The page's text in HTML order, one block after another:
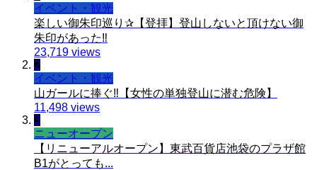
イベント・観光
楽しい御朱印巡り✰【登拝】登山しないと頂けない御
朱印があった‼️
23,719 views
2
イベント・観光
山ガールに捧ぐ‼️【女性の単独登山に潜む危険】
11,498 views
3
ニューオープン
【リニューアルオープン】東武百貨店池袋のプラザ館
B1がとっても...